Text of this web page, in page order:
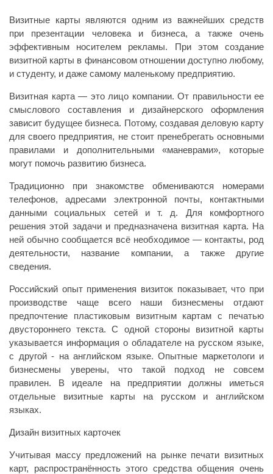
Визитные карты являются одним из важнейших средств
при презентации человека и бизнеса, а также очень
эффективным носителем рекламы. При этом создание
визитной карты в финансовом отношении доступно любому,
и студенту, и даже самому маленькому предприятию.
Визитная карта — это лицо компании. От правильности ее
смыслового составления и дизайнерского оформления
зависит будущее бизнеса. Потому, создавая деловую карту
для своего предприятия, не стоит пренебрегать основными
правилами и дополнительными «маневрами», которые
могут помочь развитию бизнеса.
Традиционно при знакомстве обмениваются номерами
телефонов, адресами электронной почты, контактными
данными социальных сетей и т. д. Для комфортного
решения этой задачи и предназначена визитная карта. На
ней обычно сообщается всё необходимое — контакты, род
деятельности, название компании, а также другие
сведения.
Российский опыт применения визиток показывает, что при
производстве чаще всего наши бизнесмены отдают
предпочтение пластиковым визитным картам с печатью
двустороннего текста. С одной стороны визитной карты
указывается информация о обладателе на русском языке,
с другой - на английском языке. Опытные маркетологи и
бизнесмены уверены, что такой подход не совсем
правилен. В идеале на предприятии должны иметься
отдельные визитные карты на русском и английском
языках.
Дизайн визитных карточек
Учитывая массу предложений на рынке печати визитных
карт, распространённость этого средства общения очень